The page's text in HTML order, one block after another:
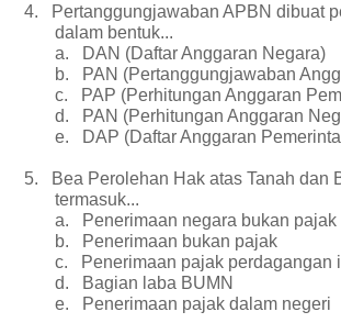
4.
Pertanggungjawaban APBN dibuat
dalam bentuk...
a.
DAN (Daftar Anggaran Negara)
b.
PAN (Pertanggungjawaban
c.
PAP (Perhitungan Anggaran
d.
PAN (Perhitungan Anggaran
e.
DAP (Daftar Anggaran
5.
Bea Perolehan Hak atas Tanah dan
termasuk...
a.
Penerimaan negara bukan pajak
b.
Penerimaan bukan pajak
c.
Penerimaan pajak perdagangan
d.
Bagian laba BUMN
e.
Penerimaan pajak dalam negeri